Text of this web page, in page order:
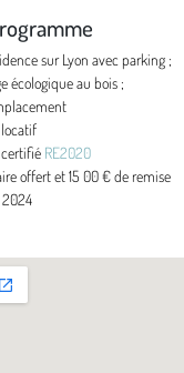
sur Lyon avec parking ;
écologique au bois ;
RE2020
offert et 15 00 € de remise
2024